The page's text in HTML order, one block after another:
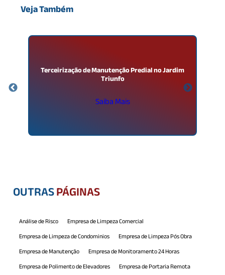
Veja Também
Terceirização de Manutenção Predial no Jardim
Triunfo
Saiba Mais
OUTRASPÁGINAS
Análise de Risco
Empresa de Limpeza Comercial
Empresa de Limpeza de Condominios
Empresa de Limpeza Pós Obra
Empresa de Manutenção
Empresa de Monitoramento 24 Horas
Empresa de Polimento de Elevadores
Empresa de Portaria Remota